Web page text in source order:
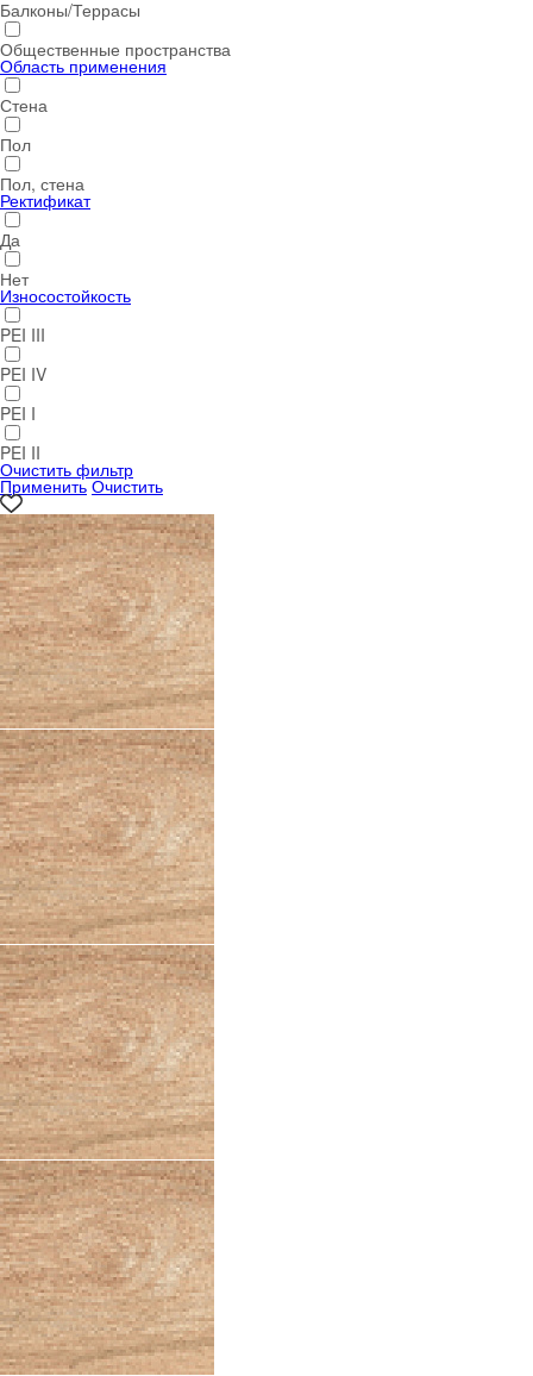
Балконы/Террасы
Общественные пространства
Область применения
Стена
Пол
Пол, стена
Ректификат
Да
Нет
Износостойкость
PEI III
PEI IV
PEI I
PEI II
Очистить фильтр
Применить Очистить